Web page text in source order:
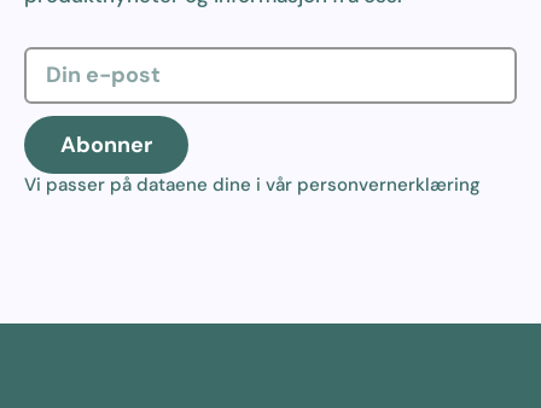
Abonner
Vi passer på dataene dine i vår personvernerklæring